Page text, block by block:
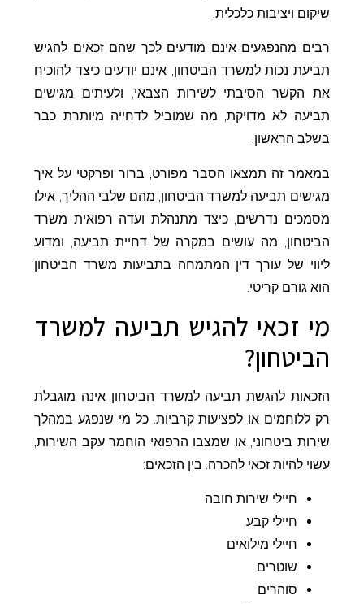
שיקום ויציבות כלכלית.
רבים מהנפגעים אינם מודעים לכך שהם זכאים להגיש
תביעת נכות למשרד הביטחון, אינם יודעים כיצד להוכיח
את הקשר הסיבתי לשירות הצבאי, ולעיתים מגישים
תביעה לא מדויקת, מה שמוביל לדחייה מיותרת כבר
בשלב הראשון.
במאמר זה תמצאו הסבר מפורט, ברור ופרקטי על איך
מגישים תביעה למשרד הביטחון, מהם שלבי ההליך, אילו
מסמכים נדרשים, כיצד מתנהלת ועדה רפואית משרד
הביטחון, מה עושים במקרה של דחיית תביעה, ומדוע
ליווי של עורך דין המתמחה בתביעות משרד הביטחון
הוא גורם קריטי.
מי זכאי להגיש תביעה למשרד
הביטחון?
הזכאות להגשת תביעה למשרד הביטחון אינה מוגבלת
רק ללוחמים או לפציעות קרביות. כל מי שנפגע במהלך
שירות ביטחוני, או שמצבו הרפואי הוחמר עקב השירות,
עשוי להיות זכאי להכרה. בין הזכאים:
חיילי שירות חובה
חיילי קבע
חיילי מילואים
שוטרים
סוהרים